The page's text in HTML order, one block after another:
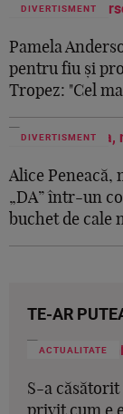
DIVERTISMENT
Pamela
pentru fiu și
Tropez: "Cel
DIVERTISMENT
Alice Peneacă,
„DA” într-un
buchet de cale
TE-AR
ACTUALITATE
S-a căsătorit